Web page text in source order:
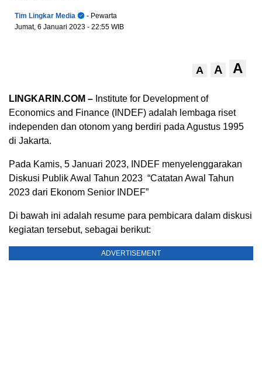
Tim Lingkar Media
- Pewarta
Jumat, 6 Januari 2023 - 22:55 WIB
A A A
LINGKARIN.COM – Institute for Development of
Economics and Finance (INDEF) adalah lembaga riset
independen dan otonom yang berdiri pada Agustus 1995
di Jakarta.
Pada Kamis, 5 Januari 2023, INDEF menyelenggarakan
Diskusi Publik Awal Tahun 2023 “Catatan Awal Tahun
2023 dari Ekonom Senior INDEF”
Di bawah ini adalah resume para pembicara dalam diskusi
kegiatan tersebut, sebagai berikut:
ADVERTISEMENT